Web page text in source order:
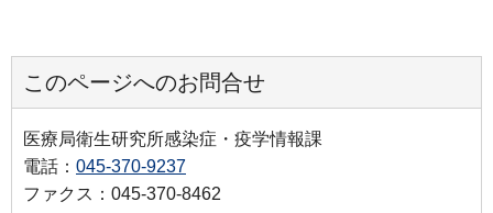
このページへのお問合せ
医療局衛生研究所感染症・疫学情報課
電話： 045-370-9237
ファクス：045-370-8462